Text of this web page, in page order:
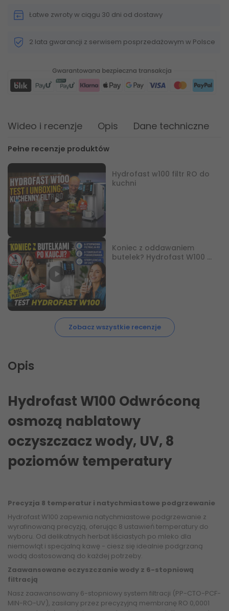
Łatwe zwroty w ciągu 30 dni od dostawy
2 lata gwarancji z serwisem posprzedażowym w Polsce
Wideo i recenzje Opis Dane techniczne
Pełne recenzje produktów
Hydrofast w100 filtr RO do
kuchni
Koniec z oddawaniem
butelek? Hydrofast W100 w
Zobacz wszystkie recenzje
Opis
Hydrofast W100 Odwróconą
osmozą nablatowy
oczyszczacz wody, UV, 8
poziomów temperatury
Precyzja 8 temperatur i natychmiastowe podgrzewanie
Hydrofast W100 zapewnia natychmiastowe podgrzewanie z
wyrafinowaną precyzją, oferując 8 ustawień temperatury do
wyboru. Od delikatnych herbat liściastych po mleko dla
niemowląt i specjalną kawę - ciesz się idealnie podgrzaną
wodą dostosowaną do każdej potrzeby.
Zaawansowane oczyszczanie wody z 6-stopniową
filtracją
Nasz zaawansowany 6-stopniowy system filtracji (PP-CTO-PCF-
MIN-RO-UV), zasilany przez precyzyjną membranę RO 0,0001